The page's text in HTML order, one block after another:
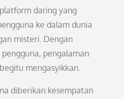
daring yang
ke dalam dunia
misteri. Dengan
pengalaman
mengasyikkan.
diberikan kesempatan